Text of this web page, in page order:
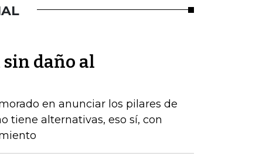
daño al
en anunciar los pilares de
tiene alternativas, eso sí, con